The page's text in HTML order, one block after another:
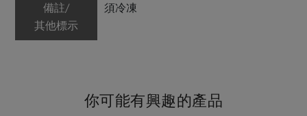
備註/
其他標示
須冷凍
你可能有興趣的產品